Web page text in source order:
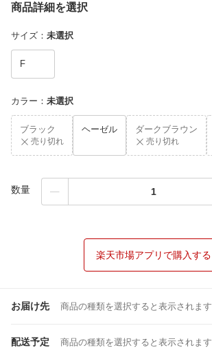
商品詳細を選択
サイズ ： 未選択
F
カラー ： 未選択
ブラック
売り切れ
ヘーゼル ダークブラウン
売り切れ
数量
楽天市場アプリで購入する
お届け先 商品の種類を選択すると表示されます
配送予定 商品の種類を選択すると表示されます